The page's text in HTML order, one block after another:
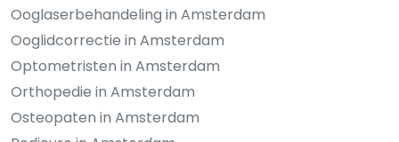
Ooglaserbehandeling in Amsterdam
Ooglidcorrectie in Amsterdam
Optometristen in Amsterdam
Orthopedie in Amsterdam
Osteopaten in Amsterdam